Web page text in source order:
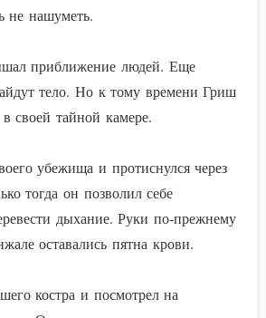
не нашуметь.
приближение людей. Еще
тело. Но к тому времени Гриш
своей тайной камере.
убежища и протиснулся через
тогда он позволил себе
дыхание. Руки по-прежнему
оставались пятна крови.
костра и посмотрел на